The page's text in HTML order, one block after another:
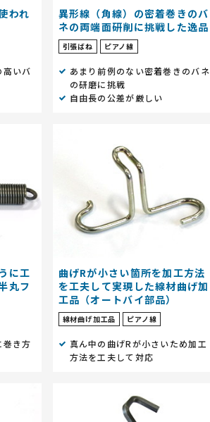
われ
高いバ
異形線（角線）の密着巻きのバ
ネの両端面研削に挑戦した逸品
引張ばね ピアノ線
あまり前例のない密着巻きのバネ
の研磨に挑戦
自由長の公差が厳しい
に工
丸フ
巻き方
曲げRが小さい箇所を加工方法
を工夫して実現した線材曲げ加
工品（オートバイ部品）
線材曲げ加工品 ピアノ線
真ん中の曲げRが小さいため加工
方法を工夫して対応